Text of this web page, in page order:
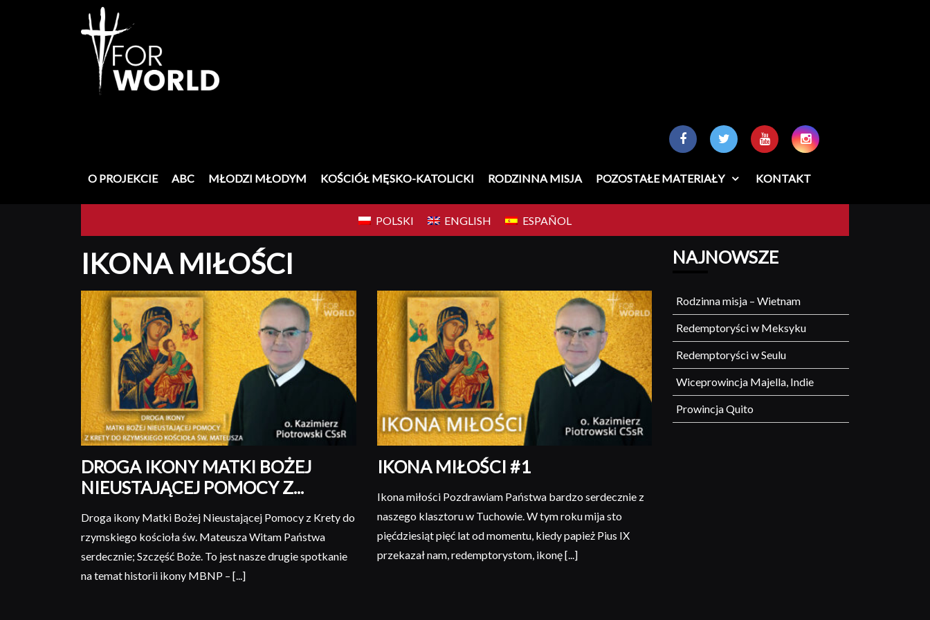
O PROJEKCIE ABC MŁODZI MŁODYM KOŚCIÓŁ MĘSKO-KATOLICKI RODZINNA MISJA POZOSTAŁE MATERIAŁY KONTAKT
POLSKI ENGLISH ESPAÑOL
IKONA MIŁOŚCI
DROGA IKONY MATKI BOŻEJ
NIEUSTAJĄCEJ POMOCY Z...
Droga ikony Matki Bożej Nieustającej Pomocy z Krety do
rzymskiego kościoła św. Mateusza Witam Państwa
serdecznie; Szczęść Boże. To jest nasze drugie spotkanie
na temat historii ikony MBNP – [...]
IKONA MIŁOŚCI #1
Ikona miłości Pozdrawiam Państwa bardzo serdecznie z
naszego klasztoru w Tuchowie. W tym roku mija sto
pięćdziesiąt pięć lat od momentu, kiedy papież Pius IX
przekazał nam, redemptorystom, ikonę [...]
NAJNOWSZE
Rodzinna misja – Wietnam
Redemptoryści w Meksyku
Redemptoryści w Seulu
Wiceprowincja Majella, Indie
Prowincja Quito